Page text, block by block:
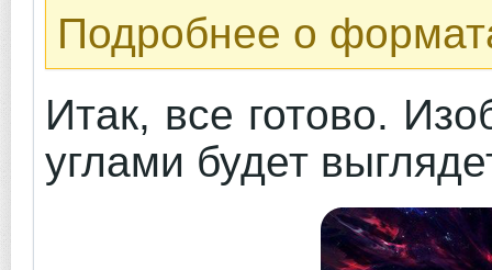
Подробнее о
Итак, все готово.
углами будет